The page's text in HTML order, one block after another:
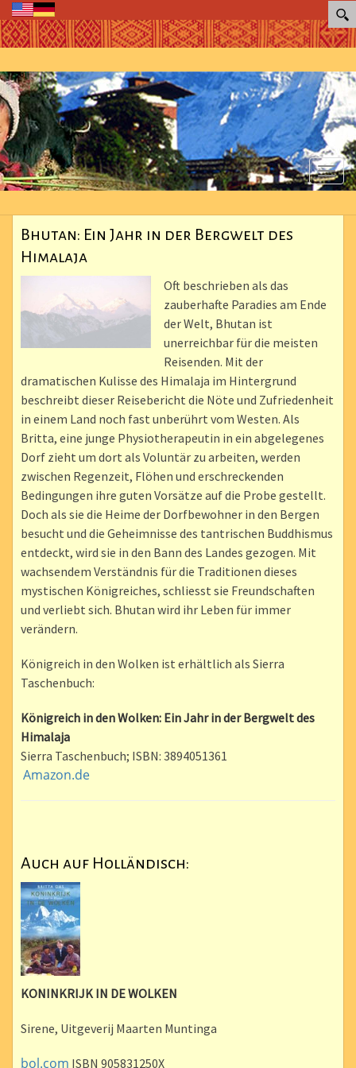
Toggle
Bhutan: Ein Jahr in der Bergwelt des
Himalaja
Oft beschrieben als das
zauberhafte Paradies am Ende
der Welt, Bhutan ist
unerreichbar für die meisten
Reisenden. Mit der
dramatischen Kulisse des Himalaja im Hintergrund
beschreibt dieser Reisebericht die Nöte und Zufriedenheit
in einem Land noch fast unberührt vom Westen. Als
Britta, eine junge Physiotherapeutin in ein abgelegenes
Dorf zieht um dort als Voluntär zu arbeiten, werden
zwischen Regenzeit, Flöhen und erschreckenden
Bedingungen ihre guten Vorsätze auf die Probe gestellt.
Doch als sie die Heime der Dorfbewohner in den Bergen
besucht und die Geheimnisse des tantrischen Buddhismus
entdeckt, wird sie in den Bann des Landes gezogen. Mit
wachsendem Verständnis für die Traditionen dieses
mystischen Königreiches, schliesst sie Freundschaften
und verliebt sich. Bhutan wird ihr Leben für immer
verändern.
Königreich in den Wolken ist erhältlich als Sierra
Taschenbuch:
Königreich in den Wolken: Ein Jahr in der Bergwelt des
Himalaja
Sierra Taschenbuch; ISBN: 3894051361
Amazon.de
Auch auf Holländisch:
KONINKRIJK IN DE WOLKEN
Sirene, Uitgeverij Maarten Muntinga
bol.com ISBN 905831250X